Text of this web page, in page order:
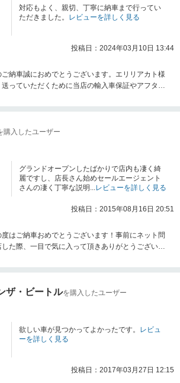
対応もよく、親切、丁寧に納車まで行ってい
ただきました。 レビューを詳しく見る
投稿日：2024年03月10日 13:44
納車誠におめでとうございます。エリリアカト様
っていただくために当店の輸入車保証やアフター
びに来てください♪それではエリリアカト様、輸入
購入したユーザー
グランドオープンしたばかりで店内も凄く綺
麗ですし、店長さん始めセールエージェント
さんの凄く丁寧な説明... レビューを詳しく見る
投稿日：2015年08月16日 20:51
はご納車おめでとうございます！事前にネット問
た際、一目で気に入って頂きありがとうございま
たよ♪この度は、店舗やスタッフ共々このようなお
いますのでよろしくお願いいたします。それでは
の輸入車ライフをお楽しみください♪この度は誠に
ザ・ビートルを購入したユーザー
欲しい車が見つかってよかったです。 レビュ
ーを詳しく見る
投稿日：2017年03月27日 12:15